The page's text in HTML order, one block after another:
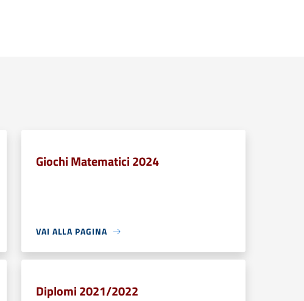
Giochi Matematici 2024
VAI ALLA PAGINA
Diplomi 2021/2022